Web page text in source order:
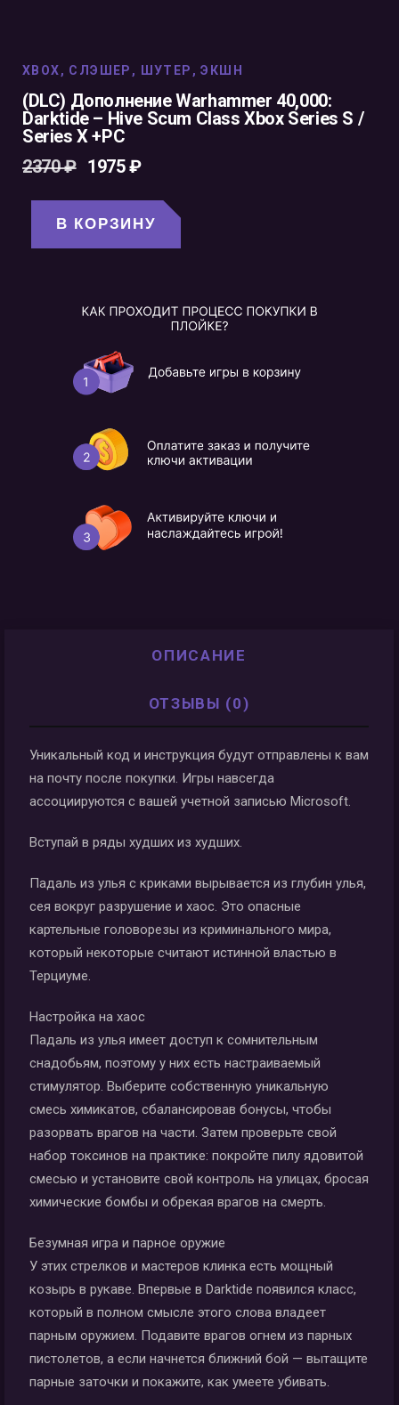
XBOX, СЛЭШЕР , ШУТЕР ,ЭКШН
(DLC) Дополнение Warhammer 40,000:
Darktide – Hive Scum Class Xbox Series S /
Series X +PC
2370₽ 1975₽
В КОРЗИНУ
ОПИСАНИЕ
ОТЗЫВЫ (0)
Уникальный код и инструкция будут отправлены к вам
на почту после покупки. Игры навсегда
ассоциируются с вашей учетной записью Microsoft.
Вступай в ряды худших из худших.
Падаль из улья с криками вырывается из глубин улья,
сея вокруг разрушение и хаос. Это опасные
картельные головорезы из криминального мира,
который некоторые считают истинной властью в
Терциуме.
Настройка на хаос
Падаль из улья имеет доступ к сомнительным
снадобьям, поэтому у них есть настраиваемый
стимулятор. Выберите собственную уникальную
смесь химикатов, сбалансировав бонусы, чтобы
разорвать врагов на части. Затем проверьте свой
набор токсинов на практике: покройте пилу ядовитой
смесью и установите свой контроль на улицах, бросая
химические бомбы и обрекая врагов на смерть.
Безумная игра и парное оружие
У этих стрелков и мастеров клинка есть мощный
козырь в рукаве. Впервые в Darktide появился класс,
который в полном смысле этого слова владеет
парным оружием. Подавите врагов огнем из парных
пистолетов, а если начнется ближний бой — вытащите
парные заточки и покажите, как умеете убивать.